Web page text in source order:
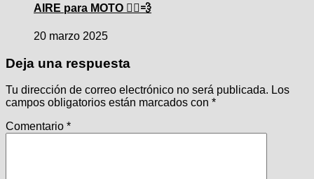
AIRE para MOTO 🚴‍♂️💨
20 marzo 2025
Deja una respuesta
Tu dirección de correo electrónico no será publicada. Los
campos obligatorios están marcados con *
Comentario *